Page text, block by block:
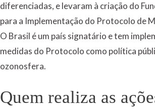
diferenciadas, e levaram à criação do
para a Implementação do Protocolo de
O Brasil é um país signatário e tem
medidas do Protocolo como política
ozonosfera.
Quem realiza as